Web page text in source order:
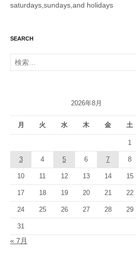
saturdays,sundays,and holidays
SEARCH
検
索:
2026年8月
月 火 水 木 金 土
1
3 4 5 6 7 8
10 11 12 13 14 15
17 18 19 20 21 22
24 25 26 27 28 29
31
« 7月